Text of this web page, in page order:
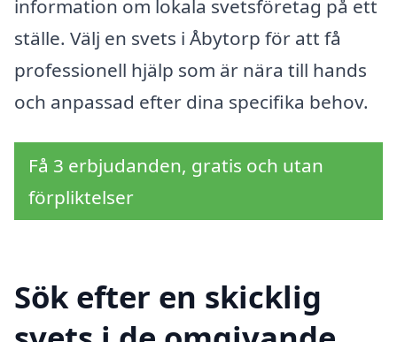
information om lokala svetsföretag på ett
ställe. Välj en svets i Åbytorp för att få
professionell hjälp som är nära till hands
och anpassad efter dina specifika behov.
Få 3 erbjudanden, gratis och utan
förpliktelser
Sök efter en skicklig